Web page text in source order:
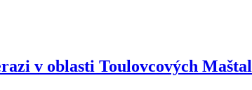
v oblasti Toulovcových